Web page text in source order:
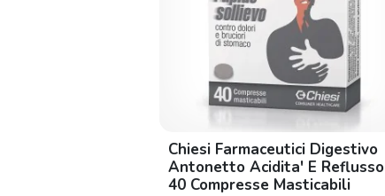
Chiesi Farmaceutici Digestivo
Antonetto Acidita' E Reflusso
40 Compresse Masticabili